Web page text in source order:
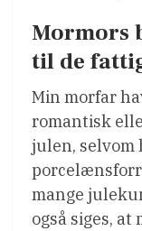
Mormors
til de
Min morfar
romantisk
julen, selvom
mange
også siges, at